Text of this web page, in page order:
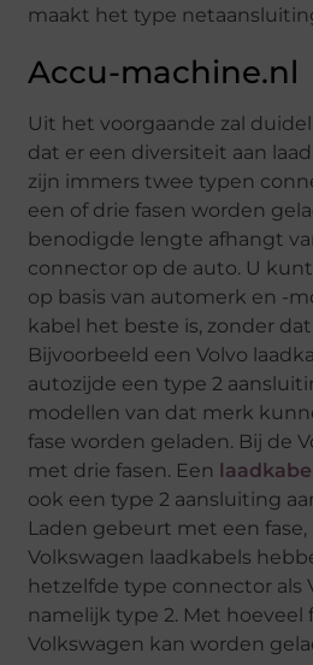
maakt het type
Accu-machine.nl
Uit het voorgaande zal
dat er een diversiteit aan
zijn immers twee typen
een of drie fasen worden
benodigde lengte afhangt
connector op de auto. U
op basis van automerk en -
kabel het beste is, zonder
Bijvoorbeeld een Volvo
autozijde een type 2
modellen van dat merk
fase worden geladen. Bij de
met drie fasen. Een
ook een type 2 aansluiting
Laden gebeurt met een fase,
Volkswagen laadkabels
hetzelfde type connector als
namelijk type 2. Met hoeveel
Volkswagen kan worden